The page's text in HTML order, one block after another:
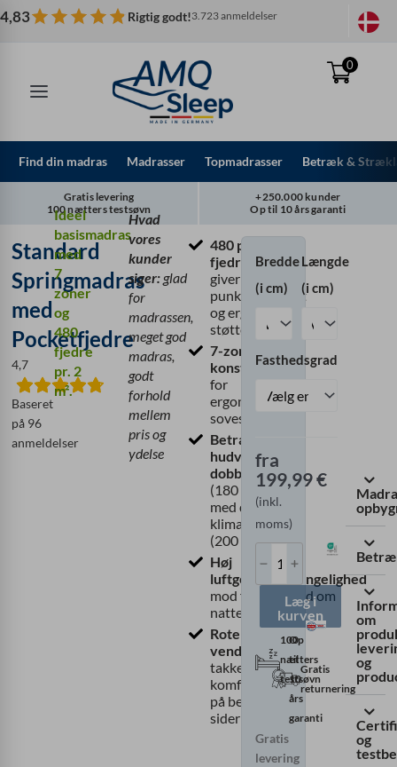
Spring
til
4,83 Rigtig godt!3.723 anmeldelser
0
Find din madras Madrasser Topmadrasser Betræk &
Gratis levering
100 nætters testsøvn
+250.000 kunder
Op til 10 års garanti
Standard
Springmadras
med
Pocketfjedre
4,7
Baseret
på 96
anmeldelser
Ideel
basismadras
med
7
zoner
og
480
fjedre
pr. 2
m².
Hvad
vores
kunder
siger: glad
for
madrassen,
meget god
madras,
godt
forhold
mellem
pris og
ydelse
480 pocket-
fjedre pr. 2 m²
giver
punktelasticitet
og ergonomisk
støtte
7-zoners
konstruktion
for
ergonomisk
sovestilling
Betræk af
hudvenligt
dobbeltstof
(180 g/m²)
med quiltet
klimafiber
(200 g/m²)
Høj
luftgennemtrængelighed
mod fugt og sved om
natten
Roterbar og
vendbar
takket være
komfortskum
på begge
sider (RG35)
Bredde
(i cm)
Længde
(i cm)
Fasthedsgrad
fra
199,99€
(inkl.
moms)
Springmadras
med
Pocketfjedre
Læg i
kurven
100
nætters
testsøvn
Op
til
10
års
garanti
Gratis
returnering
Gratis
levering
om
og
og